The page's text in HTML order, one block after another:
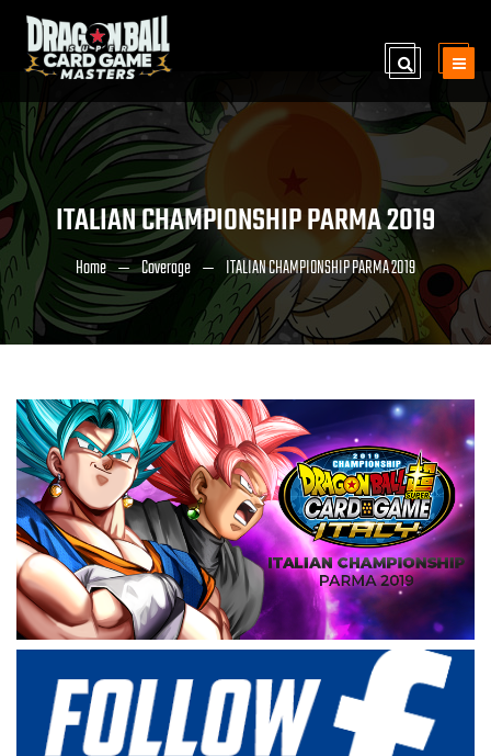
ITALIAN CHAMPIONSHIP PARMA 2019
Home Coverage ITALIAN CHAMPIONSHIP PARMA 2019